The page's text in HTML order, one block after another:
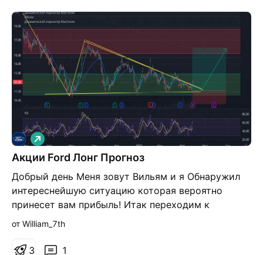
Акции Ford Лонг Прогноз
Добрый день Меня зовут Вильям и я Обнаружил
интереснейшую ситуацию которая вероятно
принесет вам прибыль! Итак переходим к
Анализу: NYSE:F 12 / 27.05.2023 1
находится в стадии рецессии и пока растет
Д
л
и
н
н
я
от William_7th
1
3